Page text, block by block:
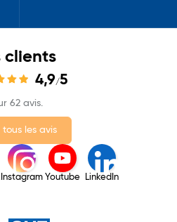
clients
4,9/5
62 avis.
tous les avis
Instagram Youtube LinkedIn